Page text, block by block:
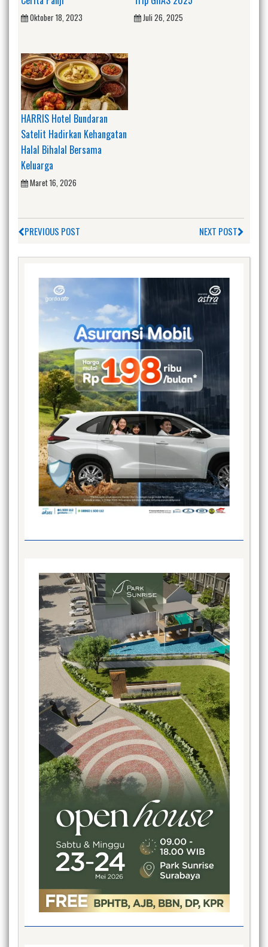
Oktober 18, 2023 Juli 26, 2025
HARRIS Hotel Bundaran
Satelit Hadirkan Kehangatan
Halal Bihalal Bersama
Keluarga
Maret 16, 2026
PREVIOUS POST NEXT POST